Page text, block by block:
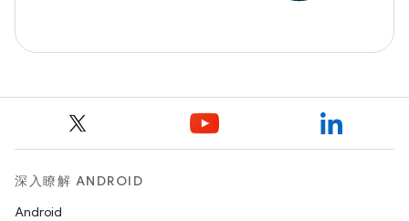
深入瞭解 ANDROID
Android